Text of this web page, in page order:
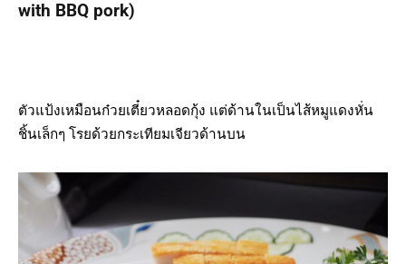
with BBQ pork)
ตัวแป้งเหมือนก๋วยเตี๋ยวหลอดกุ้ง แต่ด้านในเป็นไส้หมูแดงหั่น
ชิ้นเล็กๆ โรยด้วยกระเทียมเจียวด้านบน